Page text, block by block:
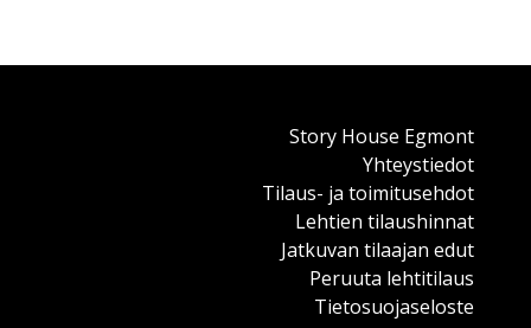
Story House Egmont
Yhteystiedot
Tilaus- ja toimitusehdot
Lehtien tilaushinnat
Jatkuvan tilaajan edut
Peruuta lehtitilaus
Tietosuojaseloste